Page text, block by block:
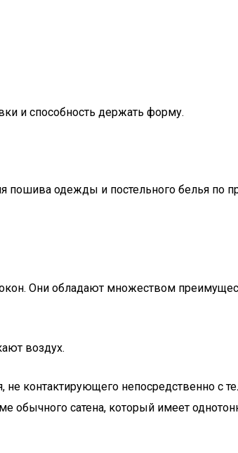
и способность держать форму.
пошива одежды и постельного белья по
Они обладают множеством
воздух.
контактирующего непосредственно с
обычного сатена, который имеет